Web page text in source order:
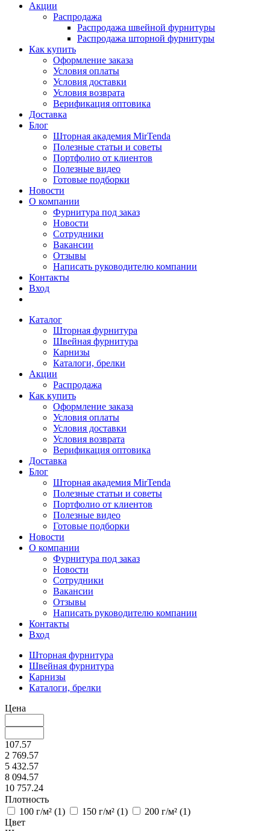
Акции
Распродажа
Распродажа швейной фурнитуры
Распродажа шторной фурнитуры
Как купить
Оформление заказа
Условия оплаты
Условия доставки
Условия возврата
Верификация оптовика
Доставка
Блог
Шторная академия MirTenda
Полезные статьи и советы
Портфолио от клиентов
Полезные видео
Готовые подборки
Новости
О компании
Фурнитура под заказ
Новости
Сотрудники
Вакансии
Отзывы
Написать руководителю компании
Контакты
Вход
Каталог
Шторная фурнитура
Швейная фурнитура
Карнизы
Каталоги, брелки
Акции
Распродажа
Как купить
Оформление заказа
Условия оплаты
Условия доставки
Условия возврата
Верификация оптовика
Доставка
Блог
Шторная академия MirTenda
Полезные статьи и советы
Портфолио от клиентов
Полезные видео
Готовые подборки
Новости
О компании
Фурнитура под заказ
Новости
Сотрудники
Вакансии
Отзывы
Написать руководителю компании
Контакты
Вход
Шторная фурнитура
Швейная фурнитура
Карнизы
Каталоги, брелки
Цена
107.57
2 769.57
5 432.57
8 094.57
10 757.24
Плотность
100 г/м² (1) 150 г/м² (1) 200 г/м² (1)
Цвет